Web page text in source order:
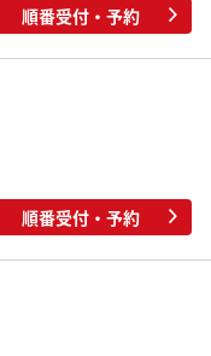
順番受付・予約
順番受付・予約